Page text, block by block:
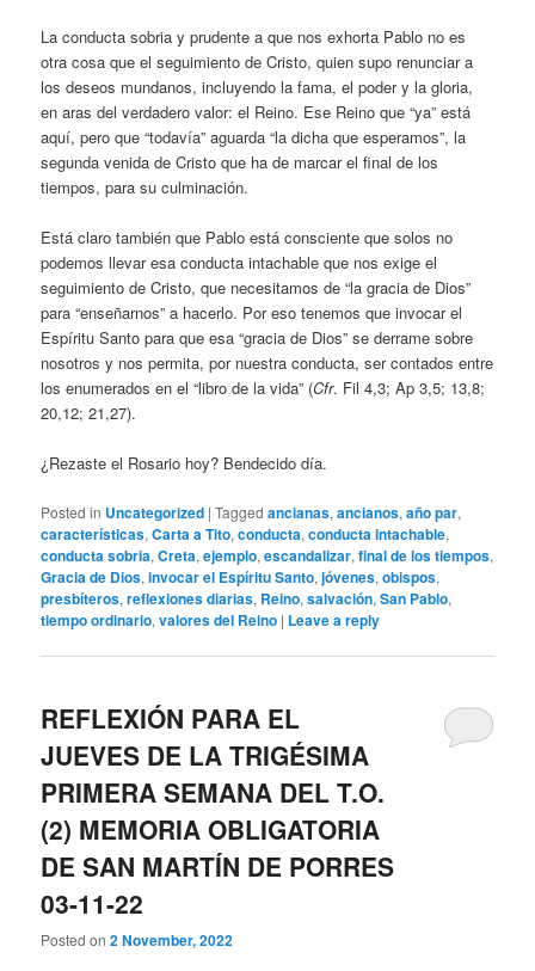
La conducta sobria y prudente a que nos exhorta Pablo no es
otra cosa que el seguimiento de Cristo, quien supo renunciar a
los deseos mundanos, incluyendo la fama, el poder y la gloria,
en aras del verdadero valor: el Reino. Ese Reino que “ya” está
aquí, pero que “todavía” aguarda “la dicha que esperamos”, la
segunda venida de Cristo que ha de marcar el final de los
tiempos, para su culminación.
Está claro también que Pablo está consciente que solos no
podemos llevar esa conducta intachable que nos exige el
seguimiento de Cristo, que necesitamos de “la gracia de Dios”
para “enseñarnos” a hacerlo. Por eso tenemos que invocar el
Espíritu Santo para que esa “gracia de Dios” se derrame sobre
nosotros y nos permita, por nuestra conducta, ser contados entre
los enumerados en el “libro de la vida” (Cfr. Fil 4,3; Ap 3,5; 13,8;
20,12; 21,27).
¿Rezaste el Rosario hoy? Bendecido día.
Posted in Uncategorized |Tagged ancianas,ancianos,año par,
características,Carta a Tito,conducta,conducta intachable,
conducta sobria,Creta,ejemplo,escandalizar,final de los tiempos,
Gracia de Dios,invocar el Espíritu Santo,jóvenes,obispos,
presbíteros,reflexiones diarias, Reino,salvación,San Pablo,
tiempo ordinario,valores del Reino | Leave a reply
REFLEXIÓN PARA EL
JUEVES DE LA TRIGÉSIMA
PRIMERA SEMANA DEL T.O.
(2) MEMORIA OBLIGATORIA
DE SAN MARTÍN DE PORRES
03-11-22
Posted on2 November, 2022